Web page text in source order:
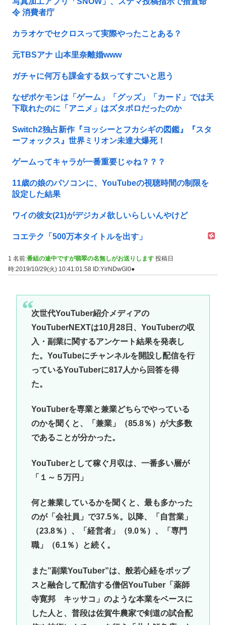
令 消費者庁
カラオケでセクロスって実際やったことある？
元TBSアナ 山本里奈離婚www
ガチャに何万も課金する奴ってすごいと思う
なぜポケモンは「ゲーム」「グッズ」「カード」では天
下取れたのに「アニメ」はズタボロだったのか
Switch2独占新作『ヨッシーとフカシギの図鑑』『スタ
ーフォックス』世界ミリオン未達大爆死！
ゲームってキャラが一番重要じゃね？？？
11歳の娘のパソコンに、YouTubeの視聴時間の制限を
設定した結果
ワイの彼女(21)がデジカメ欲しいらしいんやけど
コエテク「500万本タイトルを出す」
1 名前:番組の途中ですが翡翠の名無しがお送りします 投稿日
時:2019/10/29(火) 10:41:01.58 ID:YirNDwGl0●
次世代YouTuber紹介メディアの
YouTuberNEXTは10月28日、YouTuberの収
入・副業に関するアンケート結果を発表し
た。YouTubeにチャンネルを開設し配信を行
っているYouTuberに817人から回答を得
た。
YouTuberを専業と兼業どちらでやっている
のかを聞くと、「兼業」（85.8％）が大多数
であることが分かった。
YouTuberとして稼ぐ月収は、一番多い層が
「１～５万円」
何と兼業しているかを聞くと、最も多かった
のが「会社員」で37.5％。以降、「自営業」
（23.8％）、「経営者」（9.0％）、「専門
職」（6.1％）と続く。
また”副業YouTuber”は、般若心経をポップ
スと融合して配信する僧侶YouTuber「薬師
寺寛邦 キッサコ」のような本業をベースに
した人と、普段は佐賀牛農家で剣道の試合配